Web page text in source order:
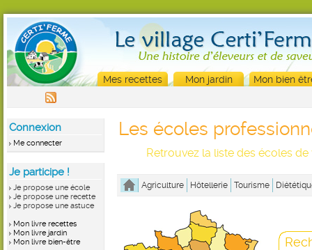
Mes recettes Mon jardin Mon bien
Connexion
Me connecter
Je participe !
Je propose une école
Je propose une recette
Je propose une astuce
Mon livre recettes
Mon livre jardin
Mon livre bien-être
Les écoles
Retrouvez la liste des écoles
Agriculture Hôtellerie Tourisme